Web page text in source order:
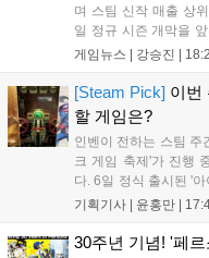
며 스팀 신작 매출 상
일 정규 시즌 개막을
기록했습니다. 25주년
'마블 투혼: 파이팅 소
리'도 스팀에 정식 출시
게임뉴스 | 강승진 |
[Steam Pick] 이번
할 게임은?
인벤이 전하는 스팀 주
크 게임 축제'가 진행
다. 6일 정식 출시된 '
세어 코브'가 호평받고
다. 유비소프트의 '고
기획기사 | 윤홍만 |
30주년 기념! '페